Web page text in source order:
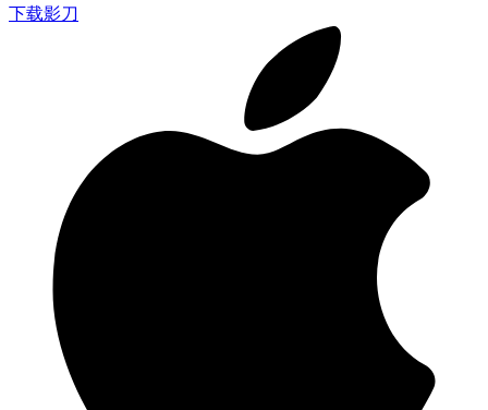
下载影刀